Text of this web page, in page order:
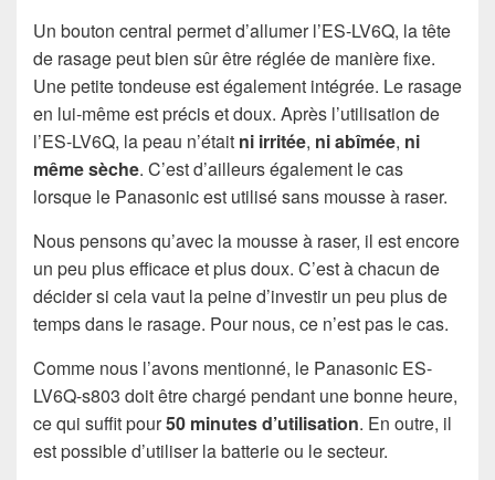
Un bouton central permet d’allumer l’ES-LV6Q, la tête
de rasage peut bien sûr être réglée de manière fixe.
Une petite tondeuse est également intégrée. Le rasage
en lui-même est précis et doux. Après l’utilisation de
l’ES-LV6Q, la peau n’était ni irritée, ni abîmée, ni
même sèche. C’est d’ailleurs également le cas
lorsque le Panasonic est utilisé sans mousse à raser.
Nous pensons qu’avec la mousse à raser, il est encore
un peu plus efficace et plus doux. C’est à chacun de
décider si cela vaut la peine d’investir un peu plus de
temps dans le rasage. Pour nous, ce n’est pas le cas.
Comme nous l’avons mentionné, le Panasonic ES-
LV6Q-s803 doit être chargé pendant une bonne heure,
ce qui suffit pour50 minutes d’utilisation. En outre, il
est possible d’utiliser la batterie ou le secteur.